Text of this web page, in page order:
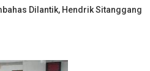
Dilantik, Hendrik Sitanggang